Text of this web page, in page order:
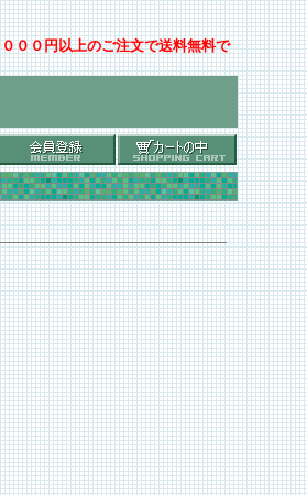
００円以上のご注文で送料無料で